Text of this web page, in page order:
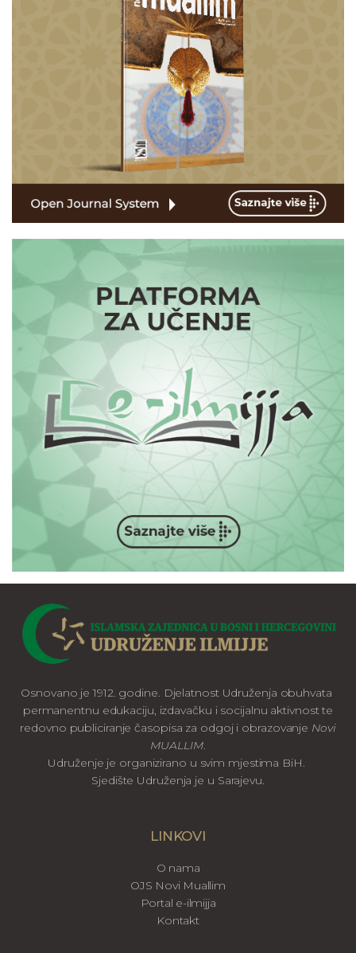
Osnovano je 1912. godine. Djelatnost Udruženja obuhvata
permanentnu edukaciju, izdavačku i socijalnu aktivnost te
redovno publiciranje časopisa za odgoj i obrazovanje Novi
MUALLIM.
Udruženje je organizirano u svim mjestima BiH.
Sjedište Udruženja je u Sarajevu.
LINKOVI
O nama
OJS Novi Muallim
Portal e-ilmijja
Kontakt